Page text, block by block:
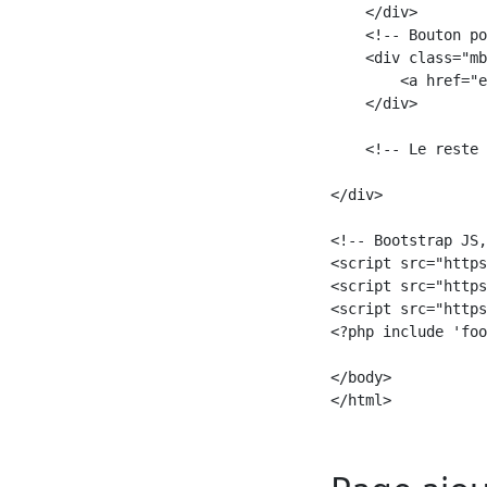
    </div>
<!-- Bouton
<div
<a
    </div>
<!-- Le reste
</div>
<!-- Bootstrap
<script
<script
<script
<?php include
</body>
</html>